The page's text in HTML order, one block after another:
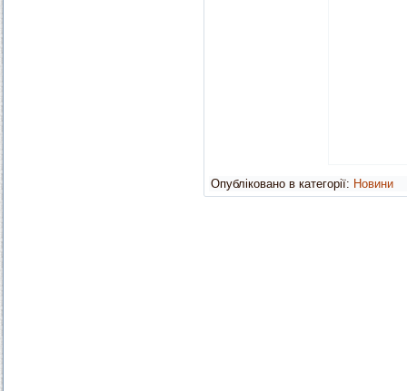
Опубліковано в категорії: Новини